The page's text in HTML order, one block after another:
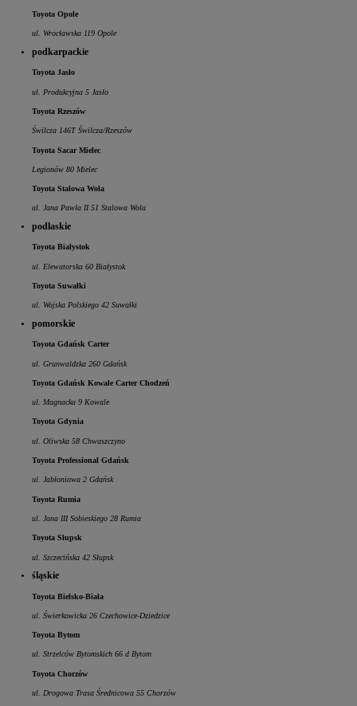
Toyota Opole
ul. Wrocławska 119 Opole
podkarpackie
Toyota Jasło
ul. Produkcyjna 5 Jasło
Toyota Rzeszów
Świlcza 146T Świlcza/Rzeszów
Toyota Sacar Mielec
Legionów 80 Mielec
Toyota Stalowa Wola
al. Jana Pawła II 51 Stalowa Wola
podlaskie
Toyota Białystok
ul. Elewatorska 60 Białystok
Toyota Suwałki
ul. Wojska Polskiego 42 Suwałki
pomorskie
Toyota Gdańsk Carter
ul. Grunwaldzka 260 Gdańsk
Toyota Gdańsk Kowale Carter Chodzeń
ul. Magnacka 9 Kowale
Toyota Gdynia
ul. Oliwska 58 Chwaszczyno
Toyota Professional Gdańsk
ul. Jabłoniowa 2 Gdańsk
Toyota Rumia
ul. Jana III Sobieskiego 28 Rumia
Toyota Słupsk
ul. Szczecińska 42 Słupsk
śląskie
Toyota Bielsko-Biała
ul. Świerkowicka 26 Czechowice-Dziedzice
Toyota Bytom
ul. Strzelców Bytomskich 66 d Bytom
Toyota Chorzów
ul. Drogowa Trasa Średnicowa 55 Chorzów